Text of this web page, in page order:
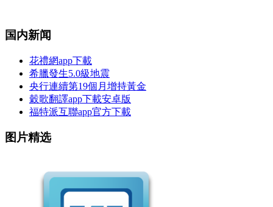
国内新闻
花禮網app下載
希臘發生5.0級地震
央行連續第19個月增持黃金
穀歌翻譯app下載安卓版
福特派互聯app官方下載
图片精选